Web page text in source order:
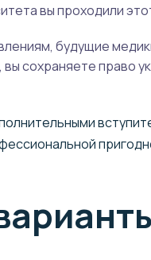
вы проходили
будущие
сохраняете право